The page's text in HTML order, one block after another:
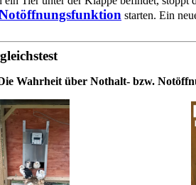
starten. Ein
Wahrheit über Nothalt- bzw.